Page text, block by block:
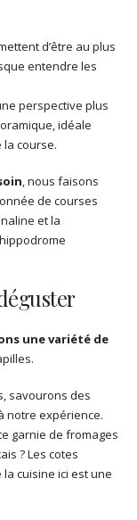
d’être au plus
entendre les
perspective plus
idéale
course.
, nous faisons
de courses
et la
une variété de
savourons des
notre expérience.
garnie de fromages
? Les cotes
cuisine ici est une